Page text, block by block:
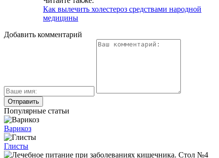
Как вылечить холестероз средствами народной
медицины
Добавить комментарий
Популярные статьи
Варикоз
Глисты